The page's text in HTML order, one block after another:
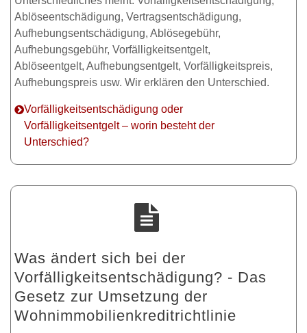
Ablöseentschädigung, Vertragsentschädigung,
Aufhebungsentschädigung, Ablösegebühr,
Aufhebungsgebühr, Vorfälligkeitsentgelt,
Ablöseentgelt, Aufhebungsentgelt, Vorfälligkeitspreis,
Aufhebungspreis usw. Wir erklären den Unterschied.
Vorfälligkeitsentschädigung oder
Vorfälligkeitsentgelt – worin besteht der
Unterschied?
Was ändert sich bei der
Vorfälligkeitsentschädigung? - Das
Gesetz zur Umsetzung der
Wohnimmobilienkreditrichtlinie